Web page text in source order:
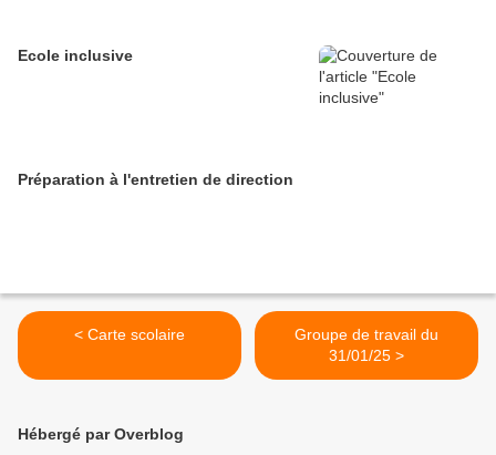
Ecole inclusive
Préparation à l'entretien de direction
< Carte scolaire
Groupe de travail du
31/01/25 >
Hébergé par Overblog